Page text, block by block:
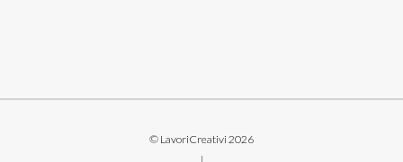
© LavoriCreativi 2026